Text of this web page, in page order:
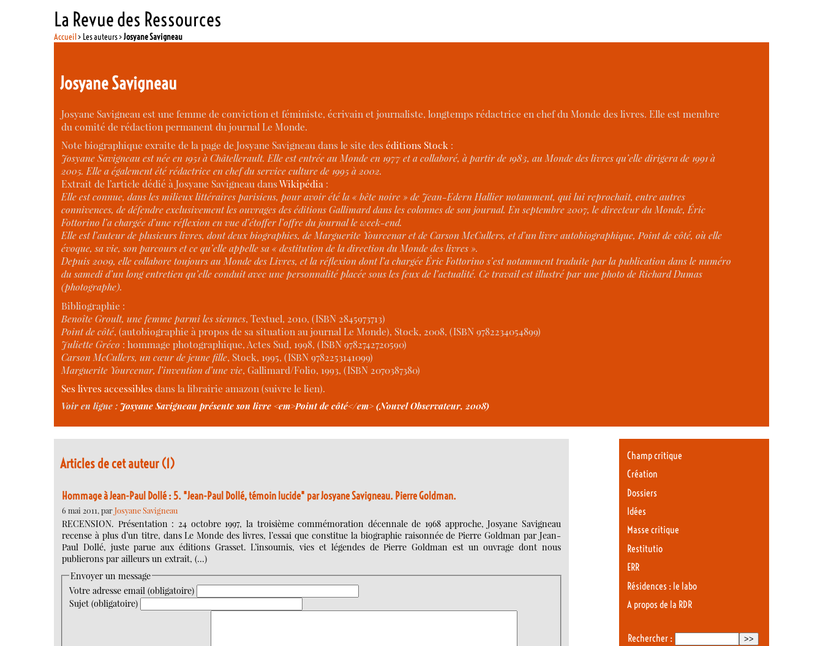
La Revue des Ressources
Accueil> Les auteurs >Josyane Savigneau
Josyane Savigneau
Josyane Savigneau est une femme de conviction et féministe, écrivain et journaliste, longtemps rédactrice en chef du Monde des livres. Elle est membre
du comité de rédaction permanent du journal Le Monde.
Note biographique exraite de la page de Josyane Savigneau dans le site deséditions Stock:
Josyane Savigneau est née en 1951 à Châtellerault. Elle est entrée au Monde en 1977 et a collaboré, à partir de 1983, au Monde des livres qu’elle dirigera de 1991 à
2005. Elle a également été rédactrice en chef du service culture de 1995 à 2002.
Extrait de l’article dédié à Josyane Savigneau dansWikipédia:
Elle est connue, dans les milieux littéraires parisiens, pour avoir été la « bête noire » de Jean-Edern Hallier notamment, qui lui reprochait, entre autres
connivences, de défendre exclusivement les ouvrages des éditions Gallimard dans les colonnes de son journal. En septembre 2007, le directeur du Monde, Éric
Fottorino l’a chargée d’une réflexion en vue d’étoffer l’offre du journal le week-end.
Elle est l’auteur de plusieurs livres, dont deux biographies, de Marguerite Yourcenar et de Carson McCullers, et d’un livre autobiographique,Point de côté, où elle
évoque, sa vie, son parcours et ce qu’elle appelle sa « destitution de la direction du Monde des livres ».
Depuis 2009, elle collabore toujours au Monde des Livres, et la réflexion dont l’a chargée Éric Fottorino s’est notamment traduite par la publication dans le numéro
du samedi d’un long entretien qu’elle conduit avec une personnalité placée sous les feux de l’actualité. Ce travail est illustré par une photo de Richard Dumas
(photographe).
Bibliographie :
Benoîte Groult, une femme parmi les siennes, Textuel, 2010, (ISBN 2845973713)
Point de côté, (autobiographie à propos de sa situation au journal Le Monde), Stock, 2008, (ISBN 9782234054899)
Juliette Gréco : hommage photographique, Actes Sud, 1998, (ISBN 9782742720590)
Carson McCullers, un cœur de jeune fille, Stock, 1995, (ISBN 9782253141099)
Marguerite Yourcenar, l’invention d’une vie, Gallimard/Folio, 1993, (ISBN 2070387380)
Ses livres accessiblesdans la librairie amazon (suivre le lien).
Voir en ligne : Josyane Savigneau présente son livre <em>Point de côté</em> (Nouvel Observateur, 2008)
Articles de cet auteur (1)
Hommage à Jean-Paul Dollé : 5. "Jean-Paul Dollé, témoin lucide" par Josyane Savigneau. Pierre Goldman.
6 mai 2011, parJosyane Savigneau
RECENSION. Présentation : 24 octobre 1997, la troisième commémoration décennale de 1968 approche, Josyane Savigneau
recense à plus d’un titre, dans Le Monde des livres, l’essai que constitue la biographie raisonnée de Pierre Goldman par Jean-
Paul Dollé, juste parue aux éditions Grasset. L’insoumis, vies et légendes de Pierre Goldman est un ouvrage dont nous
publierons par ailleurs un extrait, (…)
Envoyer un message
Votre adresse email (obligatoire)
Sujet (obligatoire)
Champ critique
Création
Dossiers
Idées
Masse critique
Restitutio
ERR
Résidences : le labo
A propos de la RDR
Rechercher :